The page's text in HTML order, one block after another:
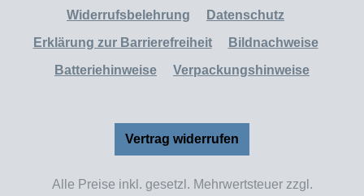
Widerrufsbelehrung
Datenschutz
Erklärung zur Barrierefreiheit
Bildnachweise
Batteriehinweise
Verpackungshinweise
Vertrag widerrufen
Alle Preise inkl. gesetzl. Mehrwertsteuer zzgl.